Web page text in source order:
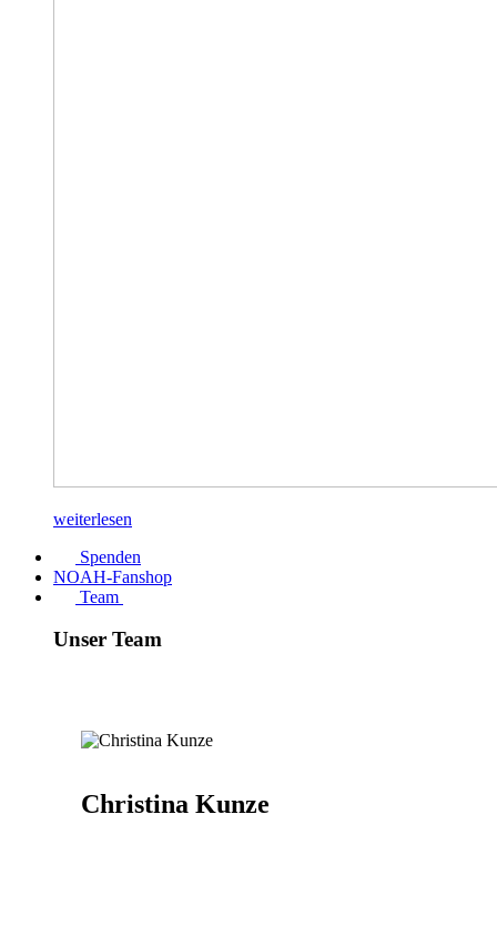
weiterlesen
Spenden
NOAH-Fanshop
Team
Unser Team
Christina Kunze